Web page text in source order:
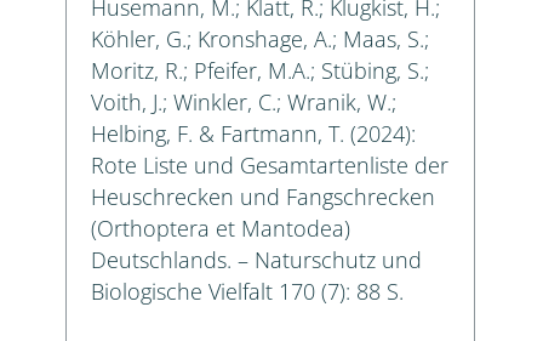
Husemann, M.; Klatt, R.; Klugkist, H.;
Köhler, G.; Kronshage, A.; Maas, S.;
Moritz, R.; Pfeifer, M.A.; Stübing, S.;
Voith, J.; Winkler, C.; Wranik, W.;
Helbing, F. & Fartmann, T. (2024):
Rote Liste und Gesamtartenliste der
Heuschrecken und Fangschrecken
(Orthoptera et Mantodea)
Deutschlands. – Naturschutz und
Biologische Vielfalt 170 (7): 88 S.